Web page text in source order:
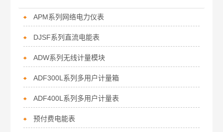
APM系列网络电力仪表
DJSF系列直流电能表
ADW系列无线计量模块
ADF300L系列多用户计量箱
ADF400L系列多用户计量表
预付费电能表